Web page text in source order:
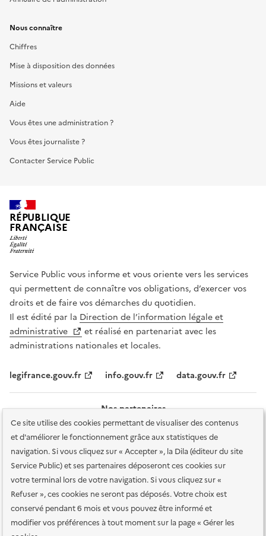
Ce site utilise des cookies permettant de visualiser des contenus
et d'améliorer le fonctionnement grâce aux statistiques de
navigation. Si vous cliquez sur « Accepter », la Dila (éditeur du site
Service Public) et ses partenaires déposeront ces cookies sur
votre terminal lors de votre navigation. Si vous cliquez sur «
Refuser », ces cookies ne seront pas déposés. Votre choix est
conservé pendant 6 mois et vous pouvez être informé et
modifier vos préférences à tout moment sur la page « Gérer les
Nous connaître
Chiffres
Mise à disposition des données
Missions et valeurs
Aide
Vous êtes une administration ?
Vous êtes journaliste ?
Contacter Service Public
RÉPUBLIQUE
FRANÇAISE
Service Public vous informe et vous oriente vers les services
qui permettent de connaître vos obligations, d’exercer vos
droits et de faire vos démarches du quotidien.
Il est édité par la Direction de l’information légale et
administrative
et réalisé en partenariat avec les
administrations nationales et locales.
legifrance.gouv.fr info.gouv.fr data.gouv.fr
Nos partenaires
Plan du site Accessibilité : totalement conforme
Accessibilité des
services en ligne Mentions légales Données personnelles et sécurité
Conditions générales d'utilisation Gestion des cookies